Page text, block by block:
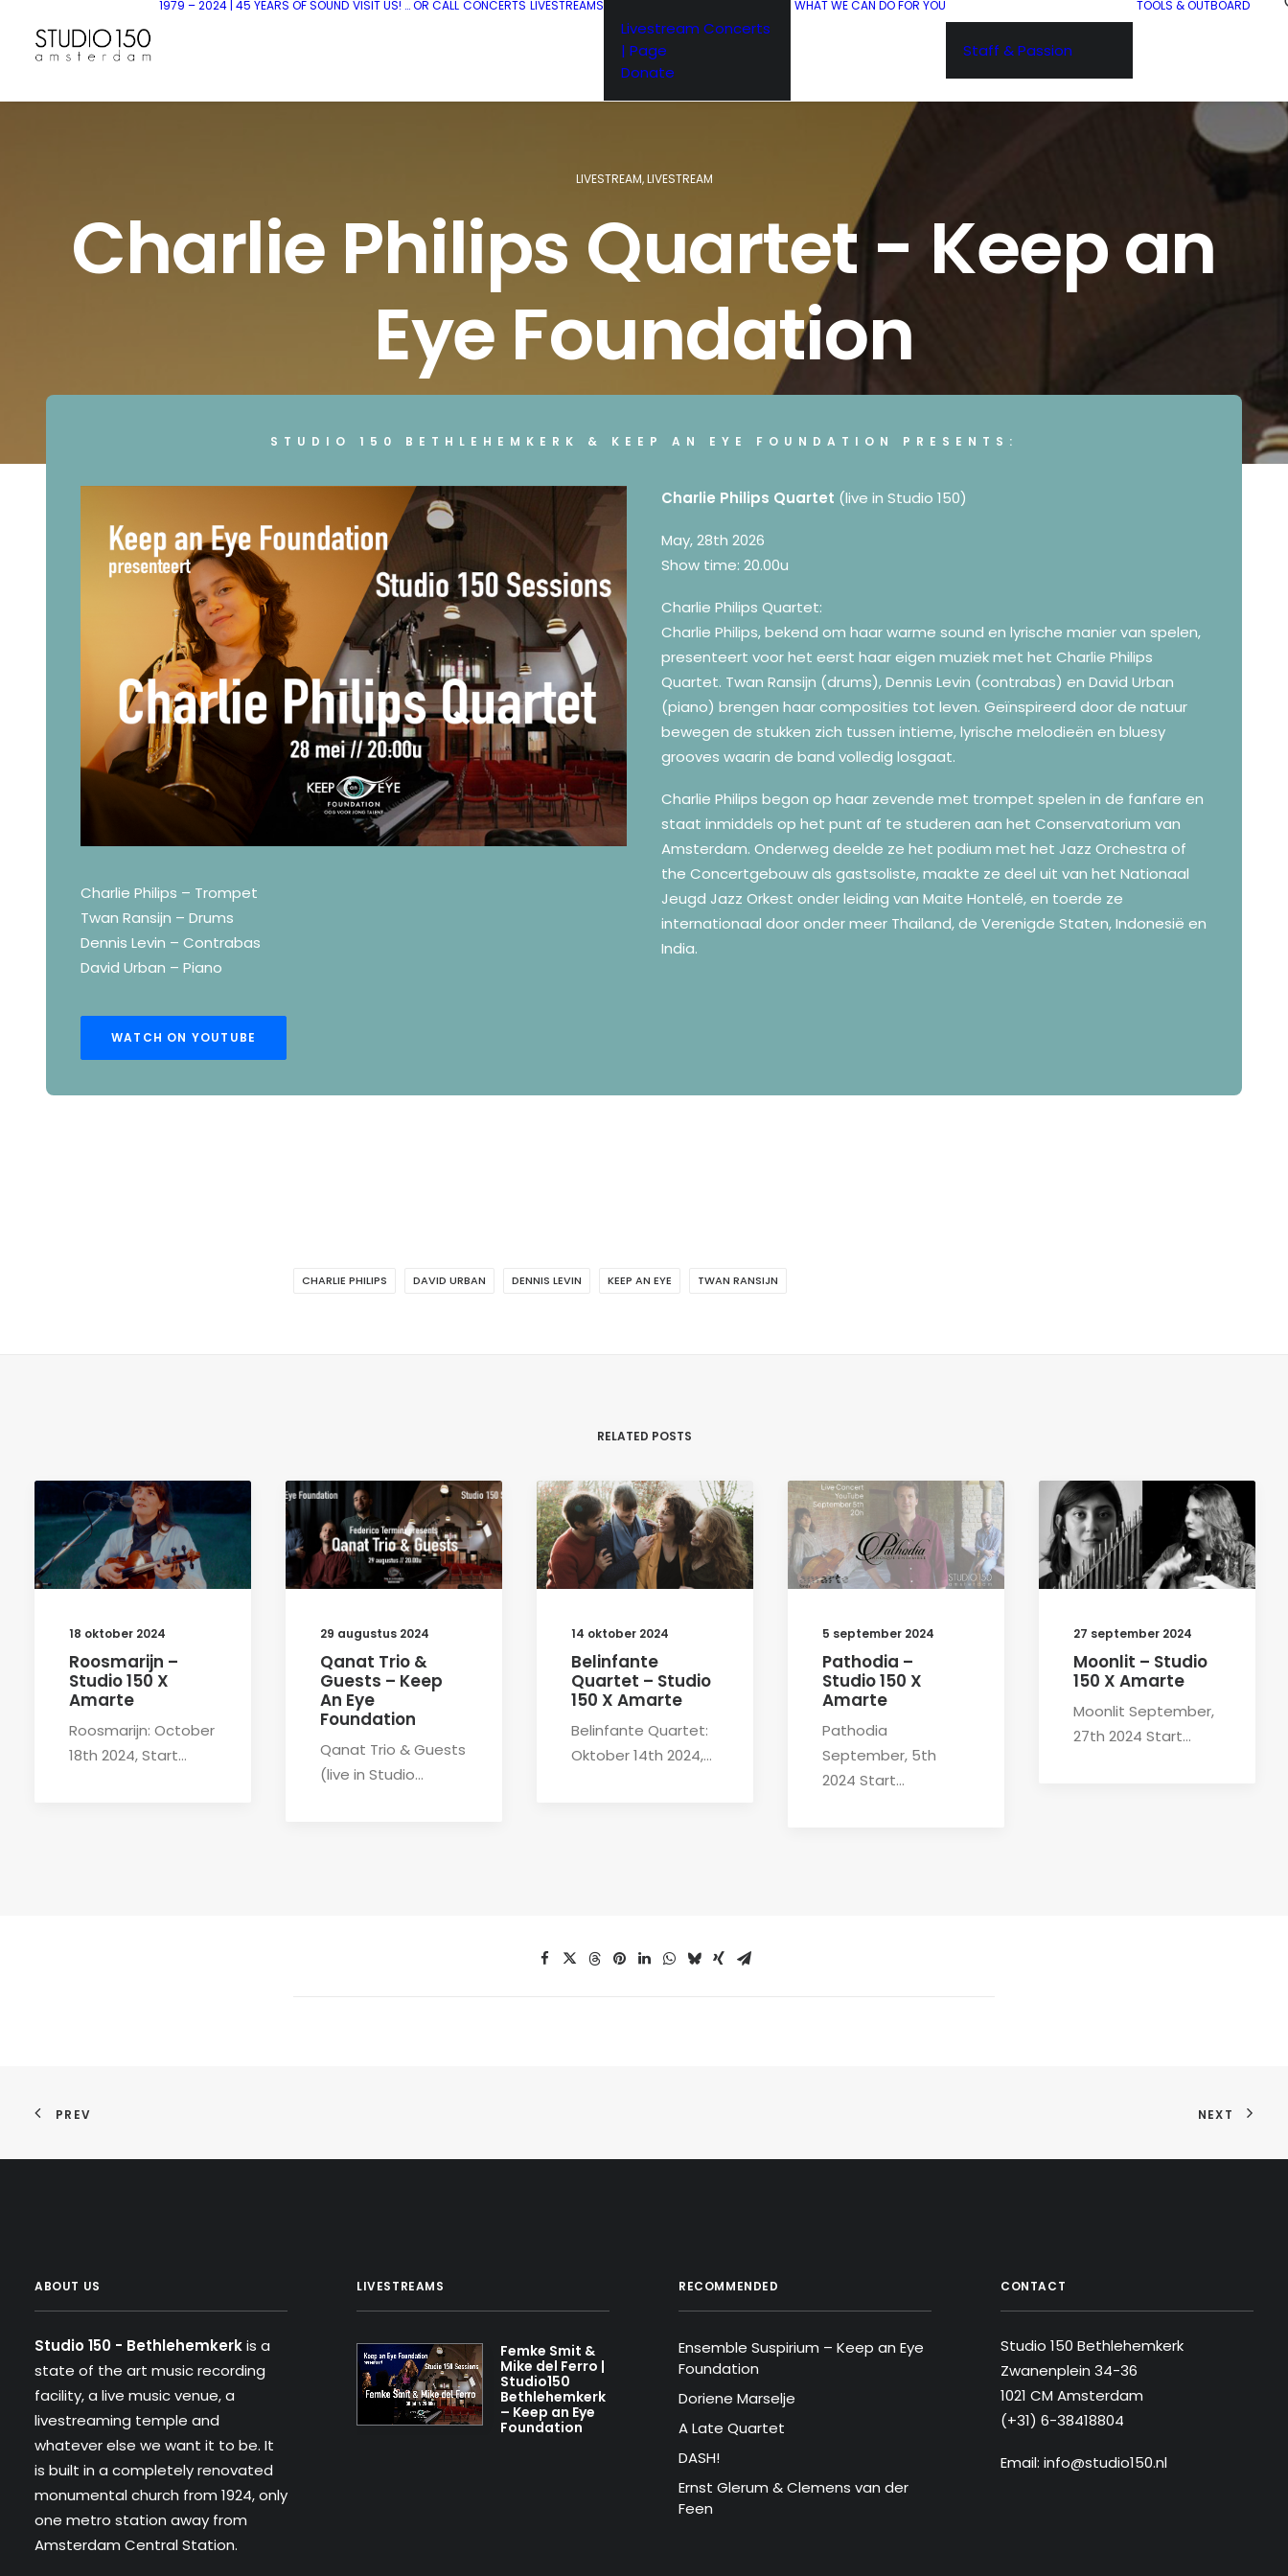
1979 – 2024 | 45 YEARS OF SOUND VISIT US! … OR CALL CONCERTS LIVESTREAMS
Livestream Concerts
| Page
Donate
WHAT WE CAN DO FOR YOU
Staff & Passion
TOOLS & OUTBOARD
LIVESTREAM,LIVESTREAM
Charlie Philips Quartet - Keep an
Eye Foundation
STUDIO 150 BETHLEHEMKERK & KEEP AN EYE FOUNDATION PRESENTS:
Charlie Philips – Trompet
Twan Ransijn – Drums
Dennis Levin – Contrabas
David Urban – Piano
WATCH ON YOUTUBE
Charlie Philips Quartet (live in Studio 150)
May, 28th 2026
Show time: 20.00u
Charlie Philips Quartet:
Charlie Philips, bekend om haar warme sound en lyrische manier van spelen,
presenteert voor het eerst haar eigen muziek met het Charlie Philips
Quartet. Twan Ransijn (drums), Dennis Levin (contrabas) en David Urban
(piano) brengen haar composities tot leven. Geïnspireerd door de natuur
bewegen de stukken zich tussen intieme, lyrische melodieën en bluesy
grooves waarin de band volledig losgaat.
Charlie Philips begon op haar zevende met trompet spelen in de fanfare en
staat inmiddels op het punt af te studeren aan het Conservatorium van
Amsterdam. Onderweg deelde ze het podium met het Jazz Orchestra of
the Concertgebouw als gastsoliste, maakte ze deel uit van het Nationaal
Jeugd Jazz Orkest onder leiding van Maite Hontelé, en toerde ze
internationaal door onder meer Thailand, de Verenigde Staten, Indonesië en
India.
CHARLIE PHILIPS DAVID URBAN DENNIS LEVIN KEEP AN EYE TWAN RANSIJN
RELATED POSTS
18 oktober 2024
Roosmarijn –
Studio 150 X
Amarte
Roosmarijn: October
18th 2024, Start…
29 augustus 2024
Qanat Trio &
Guests – Keep
An Eye
Foundation
Qanat Trio & Guests
(live in Studio…
14 oktober 2024
Belinfante
Quartet – Studio
150 X Amarte
Belinfante Quartet:
Oktober 14th 2024,…
5 september 2024
Pathodia –
Studio 150 X
Amarte
Pathodia
September, 5th
2024 Start…
27 september 2024
Moonlit – Studio
150 X Amarte
Moonlit September,
27th 2024 Start…
PREV NEXT
ABOUT US
Studio 150 - Bethlehemkerkis a
state of the art music recording
facility, a live music venue, a
livestreaming temple and
whatever else we want it to be. It
is built in a completely renovated
monumental church from 1924, only
one metro station away from
Amsterdam Central Station.
LIVESTREAMS
Femke Smit &
Mike del Ferro |
Studio150
Bethlehemkerk
– Keep an Eye
Foundation
RECOMMENDED
Ensemble Suspirium – Keep an Eye
Foundation
Doriene Marselje
A Late Quartet
DASH!
Ernst Glerum & Clemens van der
Feen
CONTACT
Studio 150 Bethlehemkerk
Zwanenplein 34-36
1021 CM Amsterdam
(+31) 6-38418804
Email: info@studio150.nl